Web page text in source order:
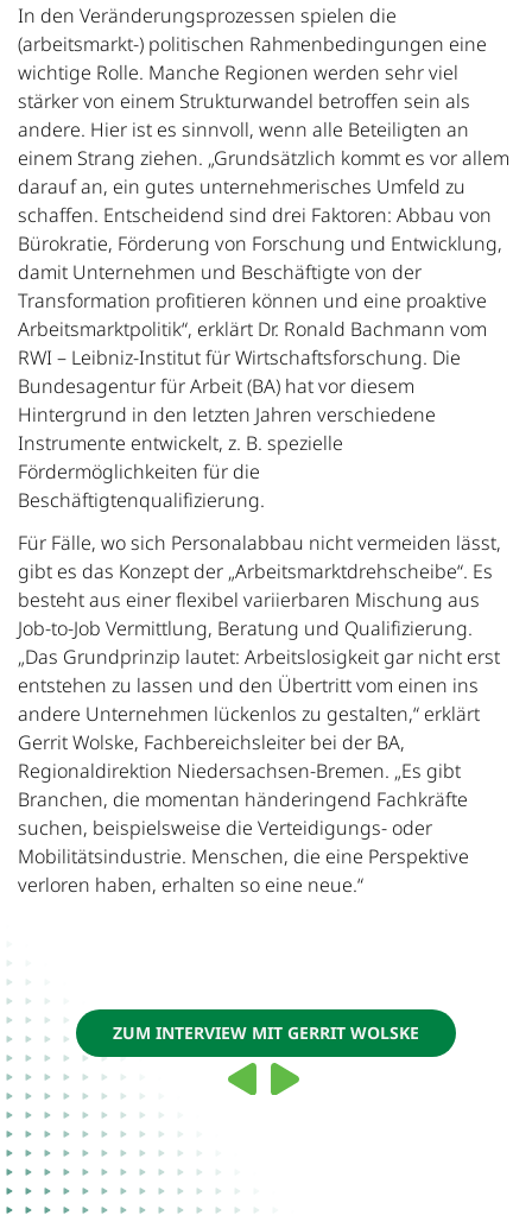
In den Veränderungsprozessen spielen die
(arbeitsmarkt-) politischen Rahmenbedingungen eine
wichtige Rolle. Manche Regionen werden sehr viel
stärker von einem Strukturwandel betroffen sein als
andere. Hier ist es sinnvoll, wenn alle Beteiligten an
einem Strang ziehen. „Grundsätzlich kommt es vor allem
darauf an, ein gutes unternehmerisches Umfeld zu
schaffen. Entscheidend sind drei Faktoren: Abbau von
Bürokratie, Förderung von Forschung und Entwicklung,
damit Unternehmen und Beschäftigte von der
Transformation profitieren können und eine proaktive
Arbeitsmarktpolitik“, erklärt Dr. Ronald Bachmann vom
RWI – Leibniz-Institut für Wirtschaftsforschung. Die
Bundesagentur für Arbeit (BA) hat vor diesem
Hintergrund in den letzten Jahren verschiedene
Instrumente entwickelt, z. B. spezielle
Fördermöglichkeiten für die
Beschäftigtenqualifizierung.
Für Fälle, wo sich Personalabbau nicht vermeiden lässt,
gibt es das Konzept der „Arbeitsmarktdrehscheibe“. Es
besteht aus einer flexibel variierbaren Mischung aus
Job-to-Job Vermittlung, Beratung und Qualifizierung.
„Das Grundprinzip lautet: Arbeitslosigkeit gar nicht erst
entstehen zu lassen und den Übertritt vom einen ins
andere Unternehmen lückenlos zu gestalten,“ erklärt
Gerrit Wolske, Fachbereichsleiter bei der BA,
Regionaldirektion Niedersachsen-Bremen. „Es gibt
Branchen, die momentan händeringend Fachkräfte
suchen, beispielsweise die Verteidigungs- oder
Mobilitätsindustrie. Menschen, die eine Perspektive
verloren haben, erhalten so eine neue.“
ZUM INTERVIEW MIT GERRIT WOLSKE